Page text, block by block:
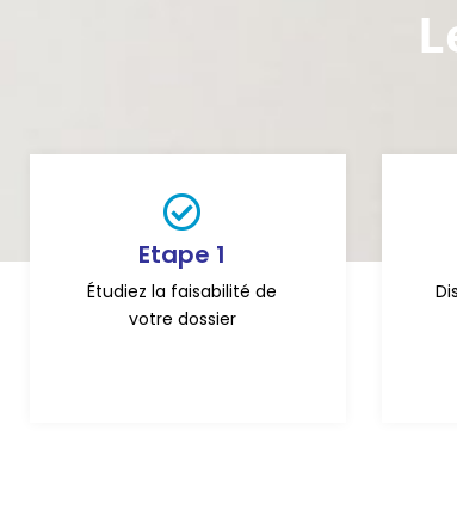
Etape 1
Étudiez la faisabilité de
votre dossier